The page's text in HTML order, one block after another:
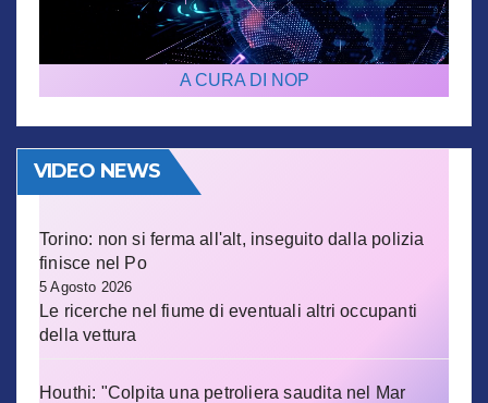
A CURA DI NOP
VIDEO NEWS
Torino: non si ferma all'alt, inseguito dalla polizia
finisce nel Po
5 Agosto 2026
Le ricerche nel fiume di eventuali altri occupanti
della vettura
Houthi: "Colpita una petroliera saudita nel Mar